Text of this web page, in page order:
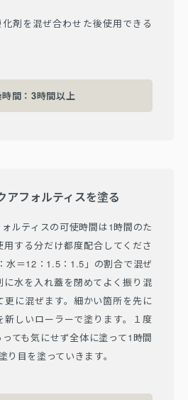
剤を混ぜ合わせた後使用できる
間：3時間以上
フォルティスを塗る
ルティスの可使時間は1時間のた
する分だけ都度配合してくださ
水＝12：1.5：1.5」の割合で混ぜ
に水を入れ蓋を閉めてよく振り混
に混ぜます。細かい箇所を先に
しいローラーで塗ります。１度
ても気にせず全体に塗って1時間
目を塗っていきます。